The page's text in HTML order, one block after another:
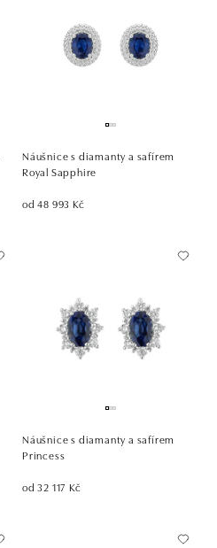
Náušnice s diamanty a safírem
Royal Sapphire
od 48 993 Kč
Náušnice s diamanty a safírem
Princess
od 32 117 Kč